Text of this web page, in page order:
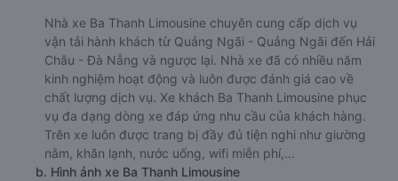
Nhà xe Ba Thanh Limousine chuyên cung cấp dịch vụ
vận tải hành khách từ Quảng Ngãi - Quảng Ngãi đến Hải
Châu - Đà Nẵng và ngược lại. Nhà xe đã có nhiều năm
kinh nghiệm hoạt động và luôn được đánh giá cao về
chất lượng dịch vụ. Xe khách Ba Thanh Limousine phục
vụ đa dạng dòng xe đáp ứng nhu cầu của khách hàng.
Trên xe luôn được trang bị đầy đủ tiện nghi như giường
nằm, khăn lạnh, nước uống, wifi miễn phí,...
b. Hình ảnh xe Ba Thanh Limousine